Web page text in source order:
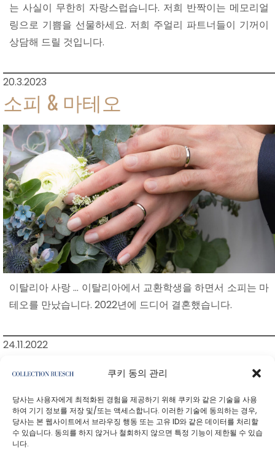
쿠키 동의 관리
당사는 사용자에게 최적화된 경험을 제공하기 위해 쿠키와 같은 기술을 사용
하여 기기 정보를 저장 및/또는 액세스합니다. 이러한 기술에 동의하는 경우,
당사는 본 웹사이트에서 브라우징 행동 또는 고유 ID와 같은 데이터를 처리할
수 있습니다. 동의를 하지 않거나 철회하지 않으면 특정 기능이 제한될 수 있습
니다.
는 사실이 무한히 자랑스럽습니다. 저희 반짝이는 메모리얼
링으로 기쁨을 선물하세요. 저희 주얼리 파트너들이 기꺼이
상담해 드릴 것입니다.
20.3.2023
소피 & 마테오
이탈리아 사랑 … 이탈리아에서 교환학생을 하면서 소피는 마
테오를 만났습니다. 2022년에 드디어 결혼했습니다.
24.11.2022